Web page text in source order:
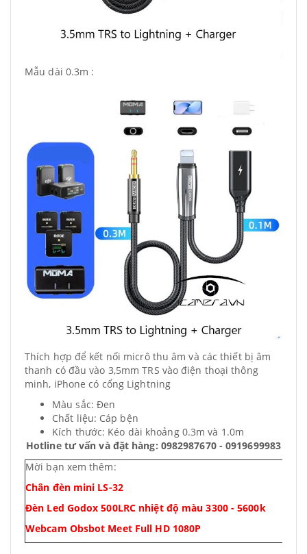
Mẫu dài 0.3m :
Thích hợp để kết nối micrô thu âm và các thiết bị âm
thanh có đầu vào 3,5mm TRS vào điện thoại thông
minh, iPhone có cổng Lightning
Màu sắc: Đen
Chất liệu: Cáp bện
Kích thước: Kéo dài khoảng 0.3m và 1.0m
Hotline tư vấn và đặt hàng: 0982987670 - 0919699983
Mời bạn xem thêm:
Chân đèn mini LS-32
Đèn Led Godox 500LRC nhiệt độ màu 3300 - 5600k
Webcam Obsbot Meet Full HD 1080P